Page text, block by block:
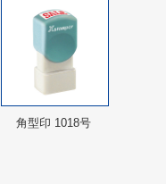
角型印 1018号